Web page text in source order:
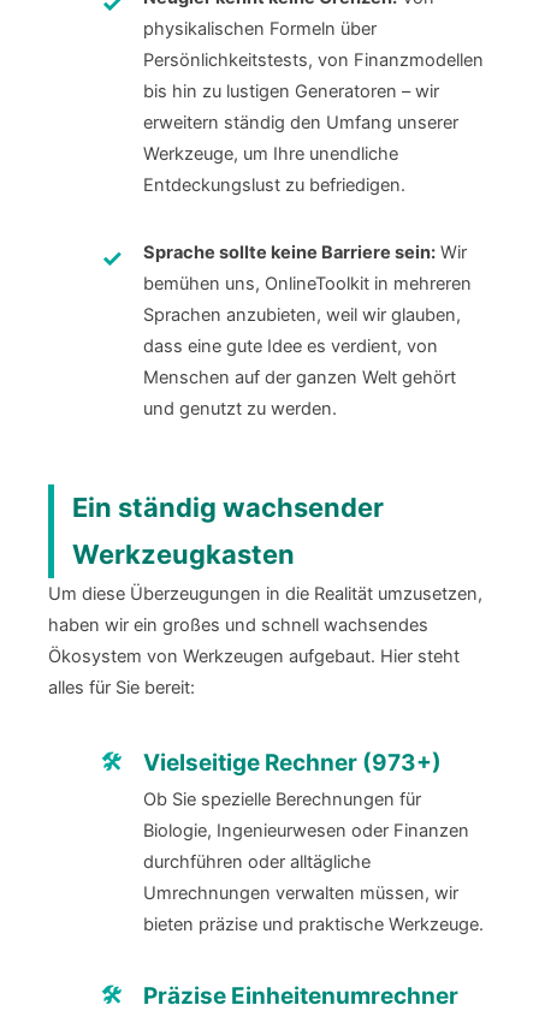
physikalischen Formeln über
Persönlichkeitstests, von Finanzmodellen
bis hin zu lustigen Generatoren – wir
erweitern ständig den Umfang unserer
Werkzeuge, um Ihre unendliche
Entdeckungslust zu befriedigen.
Sprache sollte keine Barriere sein:Wir
bemühen uns, OnlineToolkit in mehreren
Sprachen anzubieten, weil wir glauben,
dass eine gute Idee es verdient, von
Menschen auf der ganzen Welt gehört
und genutzt zu werden.
Ein ständig wachsender
Werkzeugkasten
Um diese Überzeugungen in die Realität umzusetzen,
haben wir ein großes und schnell wachsendes
Ökosystem von Werkzeugen aufgebaut. Hier steht
alles für Sie bereit:
Vielseitige Rechner (973+)
Ob Sie spezielle Berechnungen für
Biologie, Ingenieurwesen oder Finanzen
durchführen oder alltägliche
Umrechnungen verwalten müssen, wir
bieten präzise und praktische Werkzeuge.
Präzise Einheitenumrechner